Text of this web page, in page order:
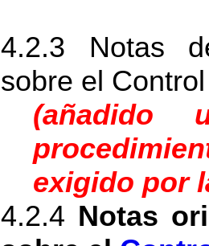
4.2.3 Notas
sobre el
(añadido
exigido por
4.2.4 Notas